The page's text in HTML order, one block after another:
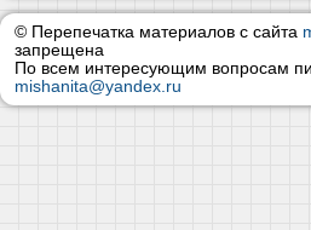
© Перепечатка материалов с сайта
запрещена
По всем интересующим вопросам
mishanita@yandex.ru